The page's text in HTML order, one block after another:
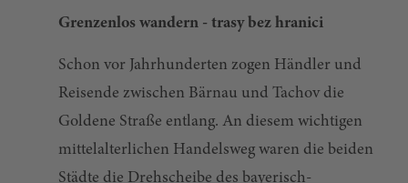
Grenzenlos wandern - trasy bez hranici
Schon vor Jahrhunderten zogen Händler und
Reisende zwischen Bärnau und Tachov die
Goldene Straße entlang. An diesem wichtigen
mittelalterlichen Handelsweg waren die beiden
Städte die Drehscheibe des bayerisch-